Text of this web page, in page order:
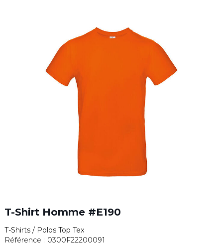
T-Shirt Homme #E190
T-Shirts / Polos Top Tex
Référence : 0300F22200091